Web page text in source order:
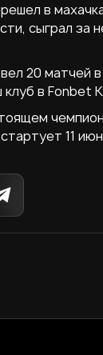
в
сыграл за
20 матчей
в Fonbet
11